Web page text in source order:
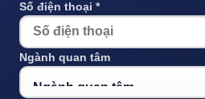
Số điện thoại *
Ngành quan tâm